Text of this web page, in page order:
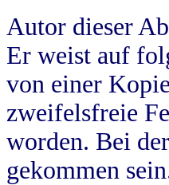
Autor dieser
Er weist auf
von einer
zweifelsfreie
worden. Bei
gekommen